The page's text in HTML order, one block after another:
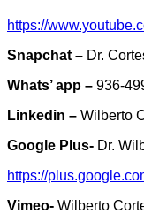
https://
Snapchat – Dr.
Whats’ app – 936-
Linkedin – Wilberto
Google Plus- Dr.
https://
Vimeo- Wilberto